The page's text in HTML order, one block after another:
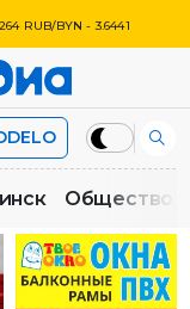
RUB/BYN - 3.6441
Общество